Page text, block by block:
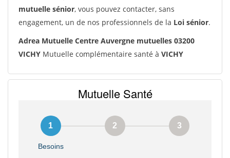
mutuelle sénior, vous pouvez contacter, sans
engagement, un de nos professionnels de la Loi sénior.
Adrea Mutuelle Centre Auvergne mutuelles 03200
VICHY Mutuelle complémentaire santé à VICHY